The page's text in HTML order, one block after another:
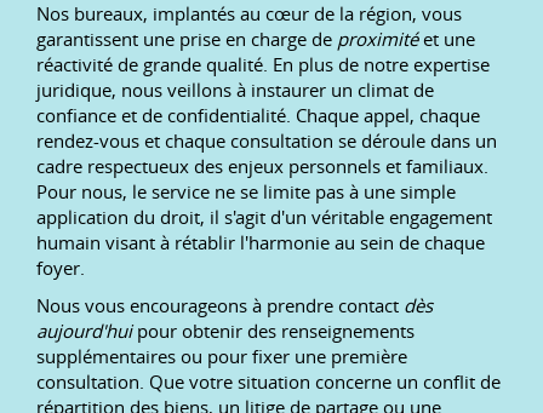
Nos bureaux, implantés au cœur de la région, vous
garantissent une prise en charge de proximitéet une
réactivité de grande qualité. En plus de notre expertise
juridique, nous veillons à instaurer un climat de
confiance et de confidentialité. Chaque appel, chaque
rendez-vous et chaque consultation se déroule dans un
cadre respectueux des enjeux personnels et familiaux.
Pour nous, le service ne se limite pas à une simple
application du droit, il s'agit d'un véritable engagement
humain visant à rétablir l'harmonie au sein de chaque
foyer.
Nous vous encourageons à prendre contact dès
aujourd'huipour obtenir des renseignements
supplémentaires ou pour fixer une première
consultation. Que votre situation concerne un conflit de
répartition des biens, un litige de partage ou une